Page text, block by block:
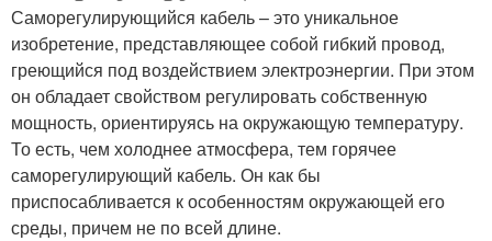
Саморегулирующийся кабель – это уникальное
изобретение, представляющее собой гибкий провод,
греющийся под воздействием электроэнергии. При этом
он обладает свойством регулировать собственную
мощность, ориентируясь на окружающую температуру.
То есть, чем холоднее атмосфера, тем горячее
саморегулирующий кабель. Он как бы
приспосабливается к особенностям окружающей его
среды, причем не по всей длине.